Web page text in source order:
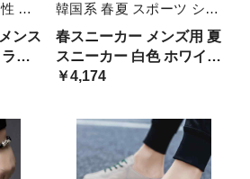
ソ
く
フ
用
プ
ンス
ッ
ン
ョ
い
韓国系 春夏 スポーツ シュ
ーズ フラット きれいめ オ
ールホワイト 黒 ブラック
水色 青 アクセント スタイ
リッシュ 大学生 バイカラー
春スニーカー メンズ用 夏
スニーカー 白色 ホワイト
ポイントカラー シンプル
すい レザースニーカー 使
いやすい ストリート
￥4,174